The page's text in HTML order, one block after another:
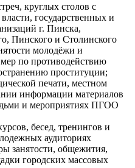
круглых столов с
государственных и
г. Пинска,
Пинского и Столинского
молодёжи и
по противодействию
проституции;
печати, местном
информации материалов
и мероприятиях ПГОО
бесед, тренингов и
аудиториях
занятости, общежития,
городских массовых